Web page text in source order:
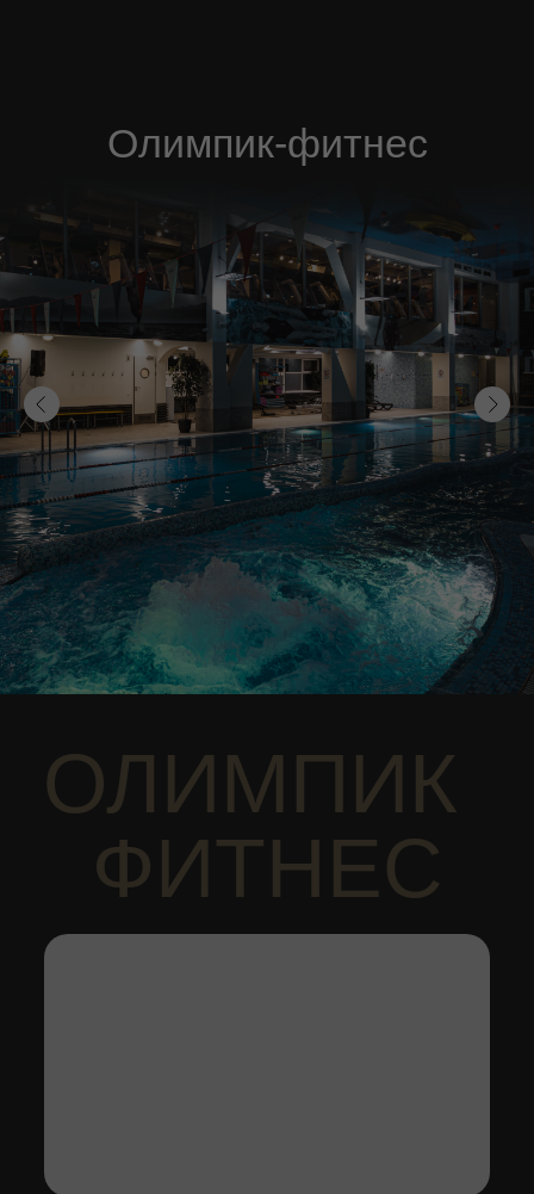
Олимпик-фитнес
ОЛИМПИК
ФИТНЕС